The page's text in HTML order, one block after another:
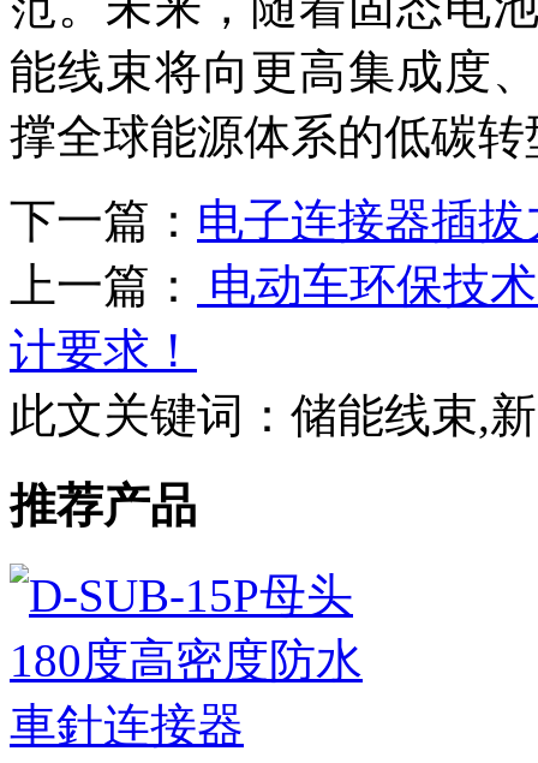
能线束将向更高集成度
撑全球能源体系的低碳转
下一篇： 电子连接器插
上一篇：
电动车环保技
计要求！
此文关键词： 储能线束,
推荐产品